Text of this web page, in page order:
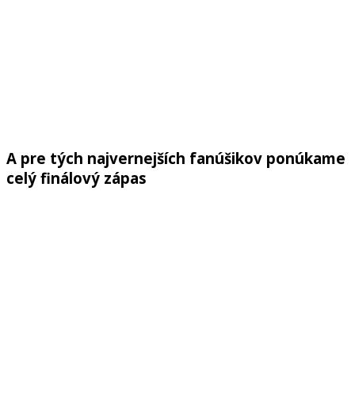
A pre tých najvernejších fanúšikov ponúkame
celý finálový zápas